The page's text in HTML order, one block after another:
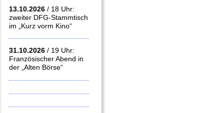
13.10.2026 / 18 Uhr:
zweiter DFG-Stammtisch
im „Kurz vorm Kino“
31.10.2026 / 19 Uhr:
Französischer Abend in
der „Alten Börse“